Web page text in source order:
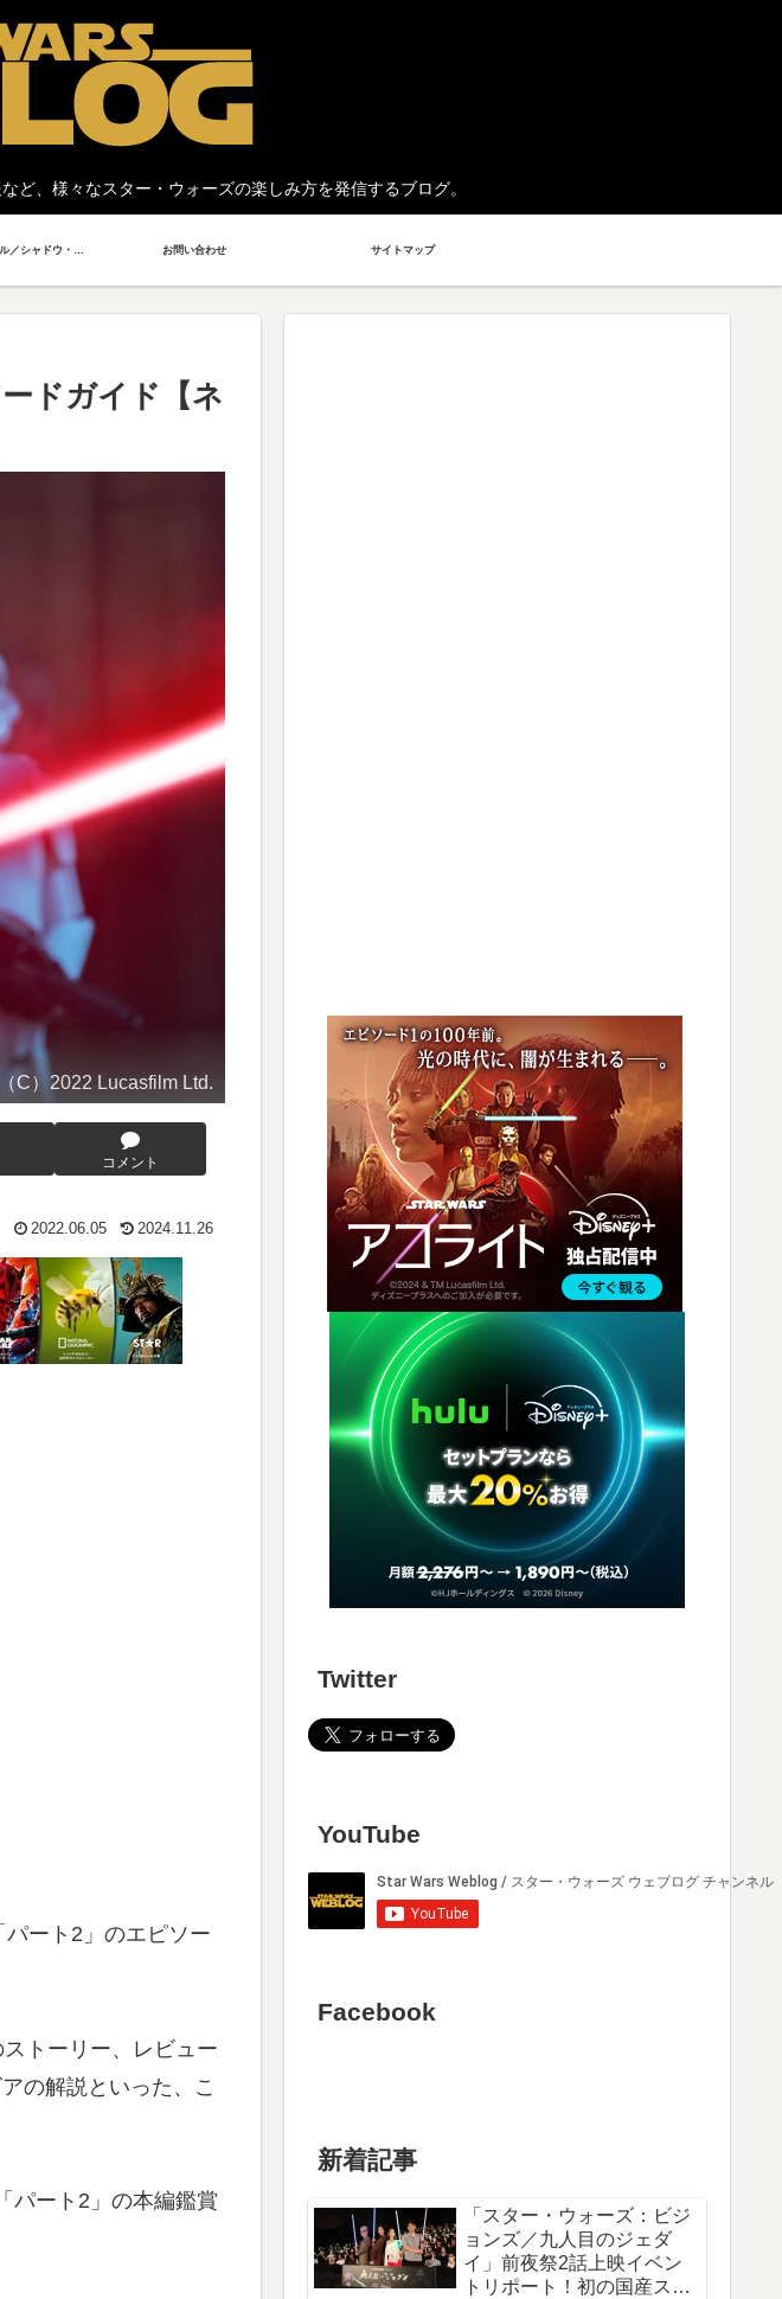
ど、様々なスター・ウォーズの楽しみ方を発信するブログ。
お問い合わせ サイトマップ
ドガイド【ネ
（C）2022 Lucasfilm Ltd.
コメント
2022.06.05 2024.11.26
ート2」のエピソー
トーリー、レビュー
の解説といった、こ
パート2」の本編鑑賞
Twitter
YouTube
Facebook
新着記事
「スター・ウォーズ：ビジ
ョンズ／九人目のジェダ
イ」前夜祭2話上映イベン
トリポート！初の国産スタ